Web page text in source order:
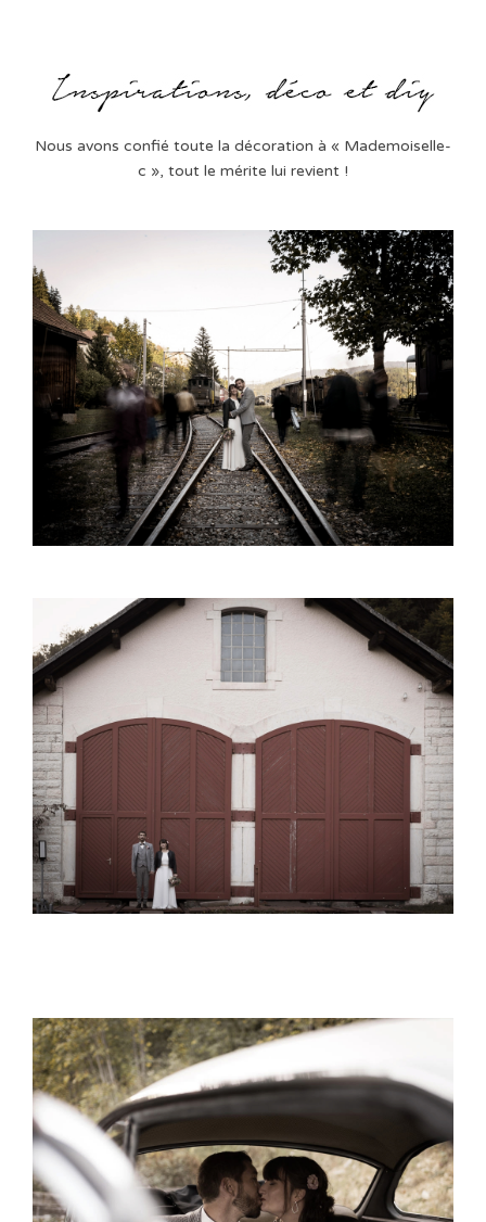
Nous avons confié toute la décoration à « Mademoiselle-
c », tout le mérite lui revient !